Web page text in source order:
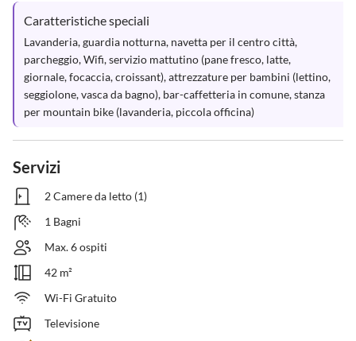
Caratteristiche speciali
Lavanderia, guardia notturna, navetta per il centro città,
parcheggio, Wifi, servizio mattutino (pane fresco, latte,
giornale, focaccia, croissant), attrezzature per bambini (lettino,
seggiolone, vasca da bagno), bar-caffetteria in comune, stanza
per mountain bike (lavanderia, piccola officina)
Servizi
2 Camere da letto (1)
1 Bagni
Max. 6 ospiti
42 m²
Wi-Fi Gratuito
Televisione